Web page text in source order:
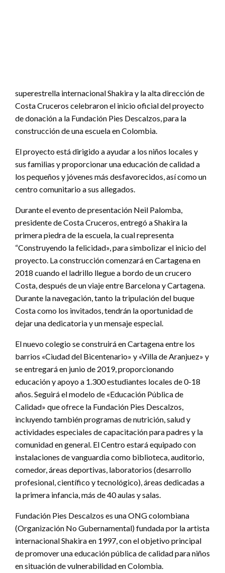
superestrella internacional Shakira y la alta dirección de
Costa Cruceros celebraron el inicio oficial del proyecto
de donación a la Fundación Pies Descalzos, para la
construcción de una escuela en Colombia.
El proyecto está dirigido a ayudar a los niños locales y
sus familias y proporcionar una educación de calidad a
los pequeños y jóvenes más desfavorecidos, así como un
centro comunitario a sus allegados.
Durante el evento de presentación Neil Palomba,
presidente de Costa Cruceros, entregó a Shakira la
primera piedra de la escuela, la cual representa
“Construyendo la felicidad», para simbolizar el inicio del
proyecto. La construcción comenzará en Cartagena en
2018 cuando el ladrillo llegue a bordo de un crucero
Costa, después de un viaje entre Barcelona y Cartagena.
Durante la navegación, tanto la tripulación del buque
Costa como los invitados, tendrán la oportunidad de
dejar una dedicatoria y un mensaje especial.
El nuevo colegio se construirá en Cartagena entre los
barrios «Ciudad del Bicentenario» y «Villa de Aranjuez» y
se entregará en junio de 2019, proporcionando
educación y apoyo a 1.300 estudiantes locales de 0-18
años. Seguirá el modelo de «Educación Pública de
Calidad» que ofrece la Fundación Pies Descalzos,
incluyendo también programas de nutrición, salud y
actividades especiales de capacitación para padres y la
comunidad en general. El Centro estará equipado con
instalaciones de vanguardia como biblioteca, auditorio,
comedor, áreas deportivas, laboratorios (desarrollo
profesional, científico y tecnológico), áreas dedicadas a
la primera infancia, más de 40 aulas y salas.
Fundación Pies Descalzos es una ONG colombiana
(Organización No Gubernamental) fundada por la artista
internacional Shakira en 1997, con el objetivo principal
de promover una educación pública de calidad para niños
en situación de vulnerabilidad en Colombia.